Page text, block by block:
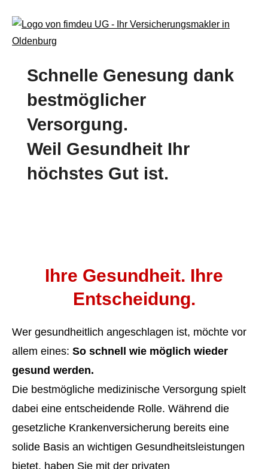
Schnelle Genesung dank
bestmöglicher
Versorgung.
Weil Gesundheit Ihr
höchstes Gut ist.
Ihre Gesundheit. Ihre
Entscheidung.
Wer gesundheitlich angeschlagen ist, möchte vor
allem eines: So schnell wie möglich wieder
gesund werden.
Die bestmögliche medizinische Versorgung spielt
dabei eine entscheidende Rolle. Während die
gesetzliche Kranken­ver­si­che­rung bereits eine
solide Basis an wichtigen Gesundheitsleistungen
bietet, haben Sie mit der privaten